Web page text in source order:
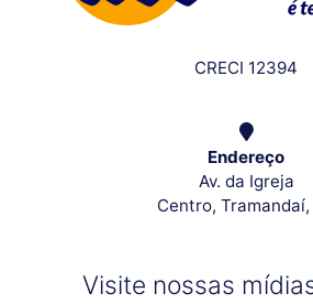
CRECI 12394
Endereço
Av. da Igreja
Centro, Tramandaí,
Visite nossas